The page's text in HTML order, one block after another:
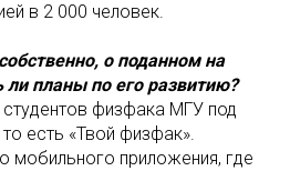
в 2 000 человек.
о поданном на
ли планы по его развитию?
физфака МГУ под
есть «Твой физфак».
мобильного приложения, где